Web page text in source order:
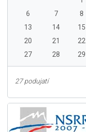
6
7 8
13
14 15
20
21 22
27
28 29
27 podujatí